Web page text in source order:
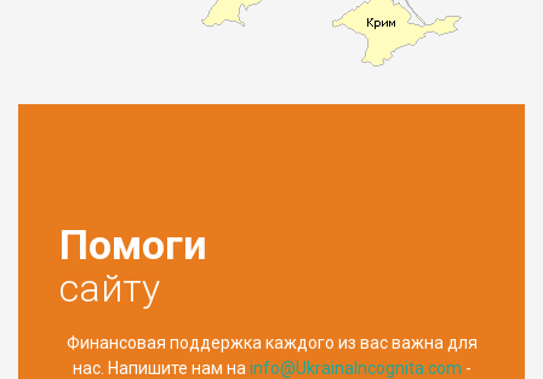
Помоги
сайту
Финансовая поддержка каждого из вас важна для
нас. Напишите нам на info@UkrainaIncognita.com -